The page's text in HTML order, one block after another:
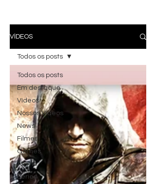
VÍDEOS
Todos os posts
Em destaque
Vídeos
Nossos Vídeos
News
Filmes
Games
Anime
Series
Todos os posts